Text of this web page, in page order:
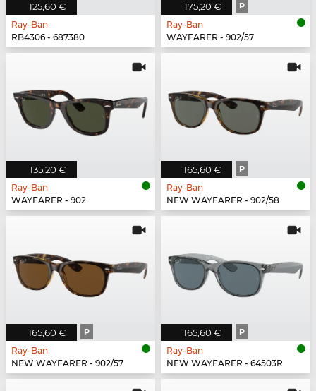
125,60 €
Ray-Ban
RB4306 - 687380
175,20 € P
Ray-Ban
WAYFARER - 902/57
135,20 €
Ray-Ban
WAYFARER - 902
165,60 € P
Ray-Ban
NEW WAYFARER - 902/58
165,60 € P
Ray-Ban
NEW WAYFARER - 902/57
165,60 € P
Ray-Ban
NEW WAYFARER - 64503R